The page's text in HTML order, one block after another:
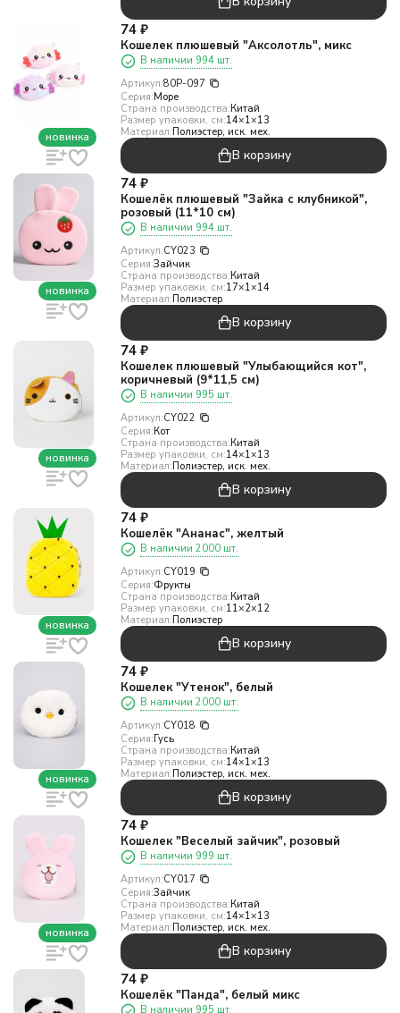
новинка
74 ₽
Кошелек плюшевый "Аксолотль", микс
В наличии 994 шт.
Артикул:80P-097
Серия:Море
Страна производства:Китай
Размер упаковки, см:14×1×13
Материал:Полиэстер, иск. мех.
В корзину
новинка
74 ₽
Кошелёк плюшевый "Зайка с клубникой",
розовый (11*10 см)
В наличии 994 шт.
Артикул:CY023
Серия:Зайчик
Страна производства:Китай
Размер упаковки, см:17×1×14
Материал:Полиэстер
В корзину
новинка
74 ₽
Кошелек плюшевый "Улыбающийся кот",
коричневый (9*11,5 см)
В наличии 995 шт.
Артикул:CY022
Серия:Кот
Страна производства:Китай
Размер упаковки, см:14×1×13
Материал:Полиэстер, иск. мех.
В корзину
новинка
74 ₽
Кошелёк "Ананас", желтый
В наличии 2000 шт.
Артикул:CY019
Серия:Фрукты
Страна производства:Китай
Размер упаковки, см:11×2×12
Материал:Полиэстер
В корзину
новинка
74 ₽
Кошелек "Утенок", белый
В наличии 2000 шт.
Артикул:CY018
Серия:Гусь
Страна производства:Китай
Размер упаковки, см:14×1×13
Материал:Полиэстер, иск. мех.
В корзину
новинка
74 ₽
Кошелек "Веселый зайчик", розовый
В наличии 999 шт.
Артикул:CY017
Серия:Зайчик
Страна производства:Китай
Размер упаковки, см:14×1×13
Материал:Полиэстер, иск. мех.
В корзину
74 ₽
Кошелёк "Панда", белый микс
В наличии 995 шт.